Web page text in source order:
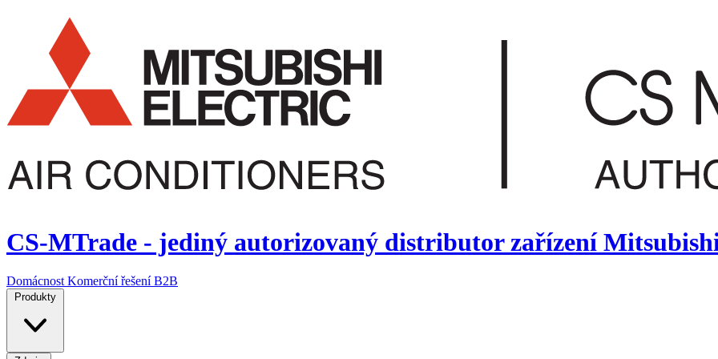
CS-MTrade - jediný autorizovaný distributor zařízení
Domácnost Komerční řešeníB2B
Produkty